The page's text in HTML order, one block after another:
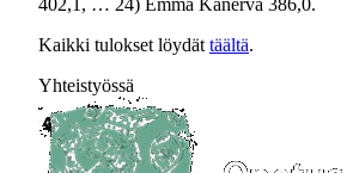
402,1, … 24) Emma Kanerva 386,0.
Kaikki tulokset löydät täältä.
Yhteistyössä